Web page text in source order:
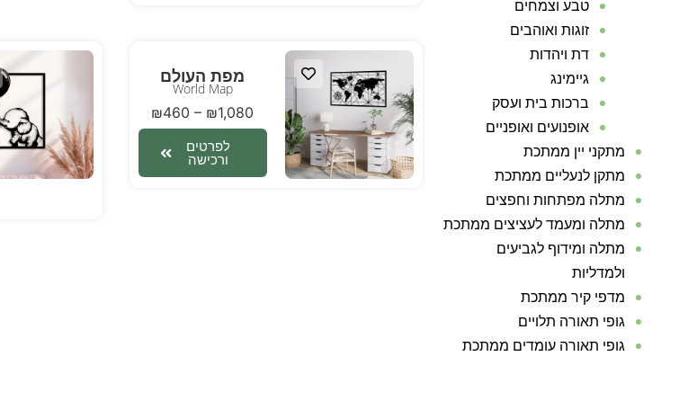
טבע וצמחים
זוגות ואוהבים
דת ויהדות
גיימינג
ברכות בית ועסק
אופנועים ואופניים
מתקני יין ממתכת
מתקן לנעליים ממתכת
מתלה מפתחות וחפצים
מתלה ומעמד לעציצים ממתכת
מתלה ומידוף לגביעים
ולמדליות
מדפי קיר ממתכת
גופי תאורה תלויים
גופי תאורה עומדים ממתכת
מפת העולם
World Map
₪460 – ₪1,080
לפרטים
ורכישה